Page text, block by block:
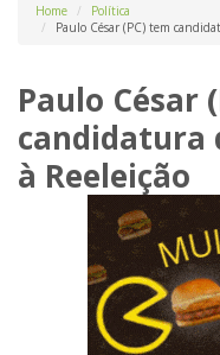
Home
Política
Paulo César (PC) tem
Paulo César
candidatura
à Reeleição